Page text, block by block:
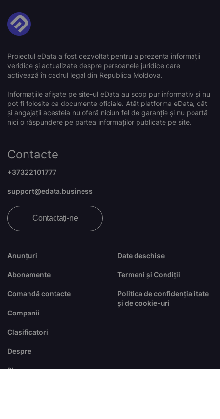
Proiectul eData a fost dezvoltat pentru a prezenta informații
veridice și actualizate despre persoanele juridice care
activează în cadrul legal din Republica Moldova.
Informațiile afișate pe site-ul eData au scop pur informativ și nu
pot fi folosite ca documente oficiale. Atât platforma eData, cât
și angajații acesteia nu oferă niciun fel de garanție și nu poartă
nici o răspundere pe partea informaților publicate pe site.
Anunțuri
Abonamente
Comandă contacte
Companii
Clasificatori
Despre
Blog
Date deschise
Termeni și Condiții
Politica de confidențialitate
și de cookie-uri
Contacte
+37322101777
support@edata.business
Contactați-ne